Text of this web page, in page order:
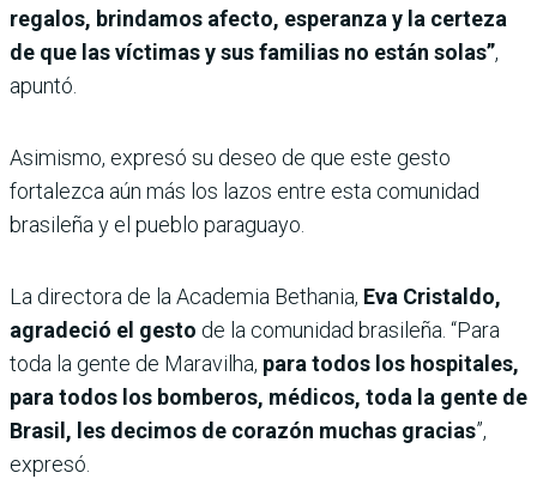
regalos, brindamos afecto, esperanza y la certeza
de que las víctimas y sus familias no están solas”,
apuntó.
Asimismo, expresó su deseo de que este gesto
fortalezca aún más los lazos entre esta comunidad
brasileña y el pueblo paraguayo.
La directora de la Academia Bethania, Eva Cristaldo,
agradeció el gesto de la comunidad brasileña. “Para
toda la gente de Maravilha, para todos los hospitales,
para todos los bomberos, médicos, toda la gente de
Brasil, les decimos de corazón muchas gracias”,
expresó.